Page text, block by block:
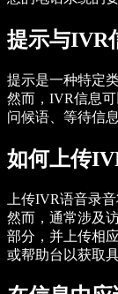
提示与IVR
提示是一种特定
然而，IVR信息
问候语、等待信
如何上传
上传IVR语音录
然而，通常涉及
部分，并上传相
或帮助台以获取